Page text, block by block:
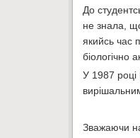
До
не знала,
якийсь час
біологічно
У 1987 році
Зважаючи